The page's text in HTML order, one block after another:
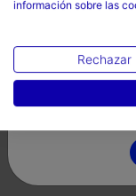
información sobre las
Rechazar